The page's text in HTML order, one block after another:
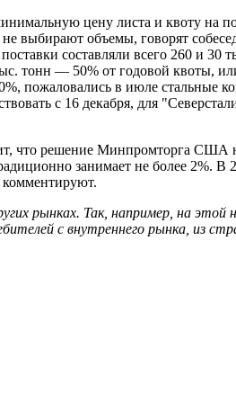
цену листа и квоту на
выбирают объемы, говорят
составляли всего 260 и 30
тонн — 50% от годовой квоты,
пожаловались в июле стальные
с 16 декабря, для
что решение Минпромторга США
занимает не более 2%. В
рынках. Так, например, на
с внутреннего рынка, из